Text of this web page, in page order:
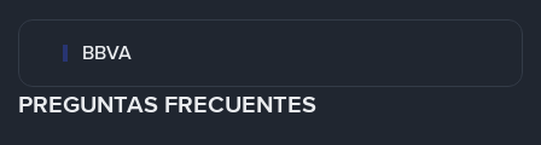
BBVA
PREGUNTAS FRECUENTES